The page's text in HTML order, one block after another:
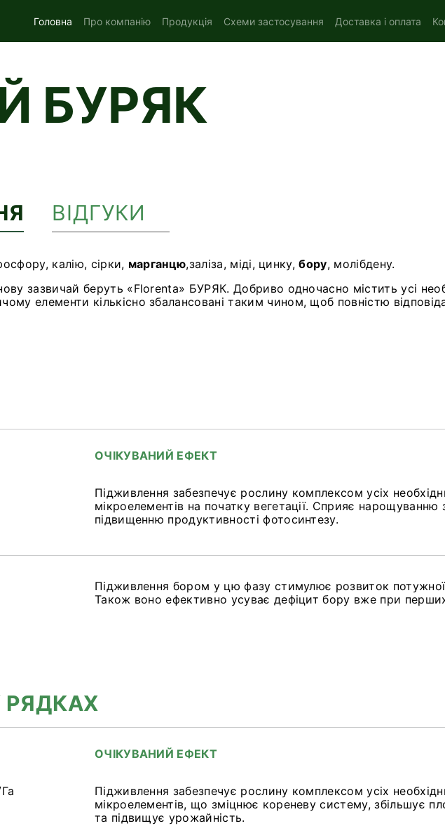
Головна Про компанію Продукція Схеми застосування Доставка і оплата
БУРЯК
ВІДГУКИ
калію, сірки, марганцю,заліза, міді, цинку,бору, молібдену.
зазвичай беруть «Florenta» БУРЯК. Добриво одночасно містить усі
елементи кількісно збалансовані таким чином, щоб повністю
ОЧІКУВАНИЙ ЕФЕКТ
Підживлення забезпечує рослину комплексом усіх
мікроелементів на початку вегетації. Сприяє нарощуванню
підвищенню продуктивності фотосинтезу.
Підживлення бором у цю фазу стимулює розвиток
Також воно ефективно усуває дефіцит бору вже при
РЯДКАХ
ОЧІКУВАНИЙ ЕФЕКТ
Підживлення забезпечує рослину комплексом усіх
мікроелементів, що зміцнює кореневу систему, збільшує
та підвищує урожайність.